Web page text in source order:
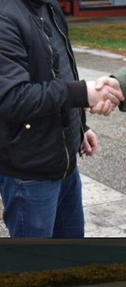
„Посади свој